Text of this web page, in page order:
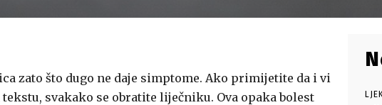
zato što dugo ne daje simptome. Ako primijetite da i vi
svakako se obratite liječniku. Ova opaka bolest